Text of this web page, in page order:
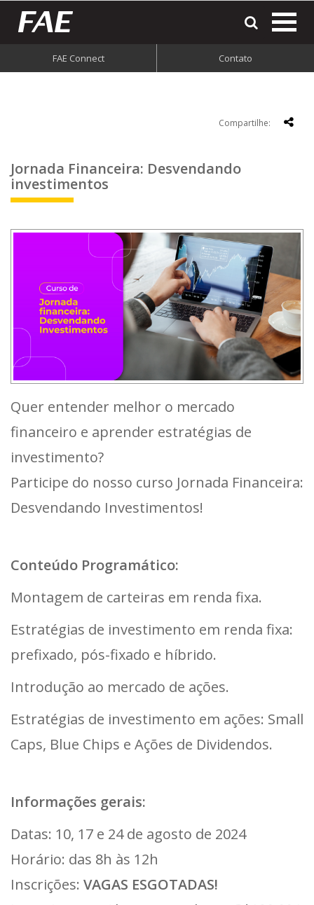
FAE Connect Contato
Compartilhe:
Jornada Financeira: Desvendando
investimentos
Quer entender melhor o mercado
financeiro e aprender estratégias de
investimento?
Participe do nosso curso Jornada Financeira:
Desvendando Investimentos!
Conteúdo Programático:
Montagem de carteiras em renda fixa.
Estratégias de investimento em renda fixa:
prefixado, pós-fixado e híbrido.
Introdução ao mercado de ações.
Estratégias de investimento em ações: Small
Caps, Blue Chips e Ações de Dividendos.
Informações gerais:
Datas: 10, 17 e 24 de agosto de 2024
Horário: das 8h às 12h
Inscrições: VAGAS ESGOTADAS!